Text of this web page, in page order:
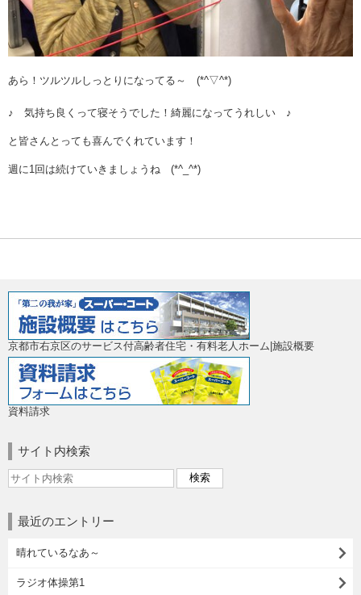
あら！ツルツルしっとりになってる～ (*^▽^*)
♪ 気持ち良くって寝そうでした！綺麗になってうれしい ♪
と皆さんとっても喜んでくれています！
週に1回は続けていきましょうね (*^_^*)
京都市右京区のサービス付高齢者住宅・有料老人ホーム|施設概要
資料請求
サイト内検索
最近のエントリー
晴れているなあ～
ラジオ体操第1